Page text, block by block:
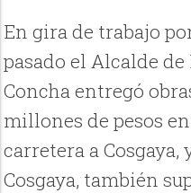
En gira de trabajo
pasadoel Alcalde
Concha entregó
millones de pesos
carretera a
Cosgaya, también